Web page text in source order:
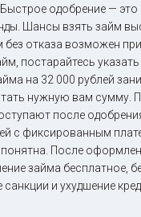
одобрение —
Шансы взять займ
без отказа возможен
постарайтесь
на 32 000 рублей
нужную вам сумму.
после
с фиксированным
понятна. После
займа бесплатное,
и ухудшение